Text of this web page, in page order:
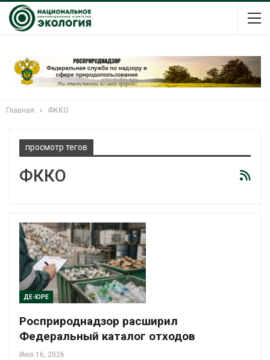
Главная ФККО
просмотр тегов
ФККО
ДЕ-ЮРЕ
Росприроднадзор расширил
Федеральный каталог отходов
Июл 16, 2026